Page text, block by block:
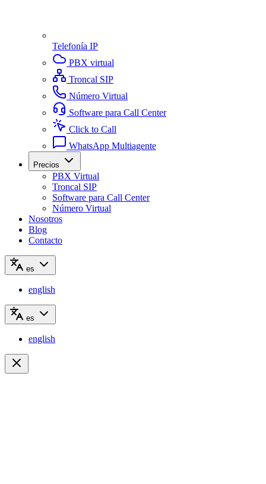
Telefonía IP
PBX virtual
Troncal SIP
Número Virtual
Software para Call Center
Click to Call
WhatsApp Multiagente
Precios
PBX Virtual
Troncal SIP
Software para Call Center
Número Virtual
Nosotros
Blog
Contacto
es
english
es
english